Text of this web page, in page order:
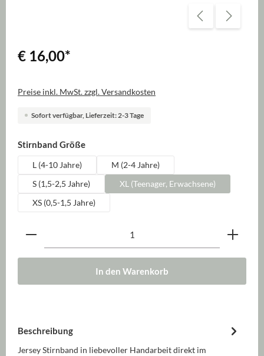
€ 16,00*
Preise inkl. MwSt. zzgl. Versandkosten
Sofort verfügbar, Lieferzeit: 2-3 Tage
Stirnband Größeauswählen
L (4-10 Jahre)
M (2-4 Jahre)
S (1,5-2,5 Jahre)
XL (Teenager, Erwachsene)
XS (0,5-1,5 Jahre)
Produkt Anzahl: Gib den gewünschten Wert ein
In den Warenkorb
Beschreibung
Jersey Stirnband in liebevoller Handarbeit direkt im